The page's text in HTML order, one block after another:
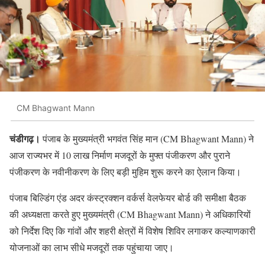
CM Bhagwant Mann
चंडीगढ़। पंजाब के मुख्यमंत्री भगवंत सिंह मान (CM Bhagwant Mann) ने
आज राज्यभर में 10 लाख निर्माण मजदूरों के मुफ्त पंजीकरण और पुराने
पंजीकरण के नवीनीकरण के लिए बड़ी मुहिम शुरू करने का ऐलान किया।
पंजाब बिल्डिंग एंड अदर कंस्ट्रक्शन वर्कर्स वेलफेयर बोर्ड की समीक्षा बैठक
की अध्यक्षता करते हुए मुख्यमंत्री (CM Bhagwant Mann) ने अधिकारियों
को निर्देश दिए कि गांवों और शहरी क्षेत्रों में विशेष शिविर लगाकर कल्याणकारी
योजनाओं का लाभ सीधे मजदूरों तक पहुंचाया जाए।